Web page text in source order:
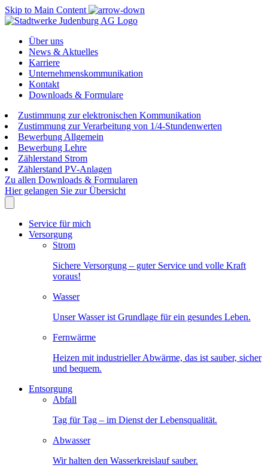
Skip to Main Content
Über uns
News & Aktuelles
Karriere
Unternehmenskommunikation
Kontakt
Downloads & Formulare
Zustimmung zur elektronischen Kommunikation
Zustimmung zur Verarbeitung von 1/4-Stundenwerten
Bewerbung Allgemein
Bewerbung Lehre
Zählerstand Strom
Zählerstand PV-Anlagen
Zu allen Downloads & Formularen
Hier gelangen Sie zur Übersicht
Service für mich
Versorgung
Strom
Sichere Versorgung – guter Service und volle Kraft
voraus!
Wasser
Unser Wasser ist Grundlage für ein gesundes Leben.
Fernwärme
Heizen mit industrieller Abwärme, das ist sauber, sicher
und bequem.
Entsorgung
Abfall
Tag für Tag – im Dienst der Lebensqualität.
Abwasser
Wir halten den Wasserkreislauf sauber.